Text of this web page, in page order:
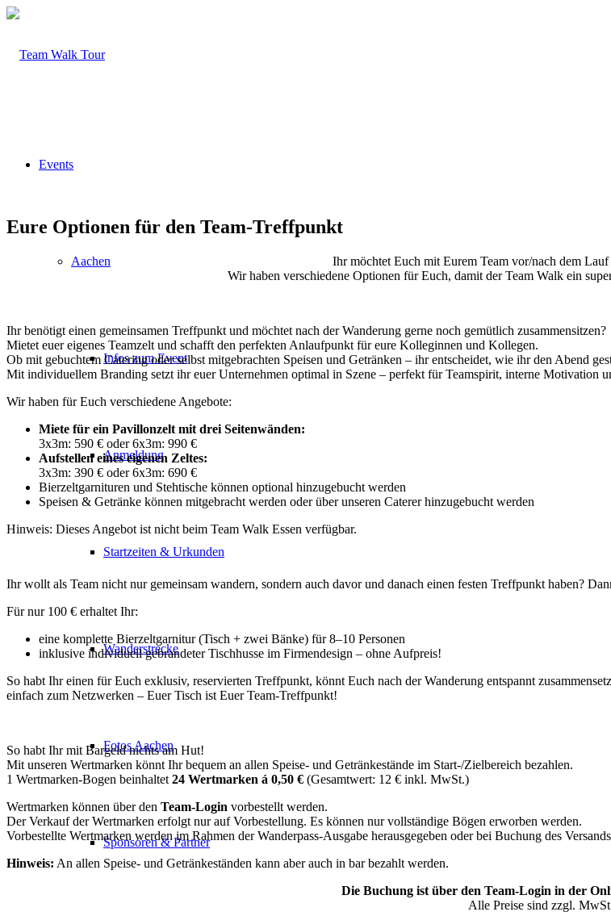
Events
Aachen
Infos zum Event
Anmeldung
Startzeiten & Urkunden
Wanderstrecke
Fotos Aachen
Sponsoren & Partner
Eure Optionen für den Team-Treffpunkt
Ihr möchtet Euch mit Eurem Team vor/nach dem
Wir haben verschiedene Optionen für Euch, damit der Team Walk ein
Ihr benötigt einen gemeinsamen Treffpunkt und möchtet nach der Wanderung gerne noch gemütlich zusammensitzen?
Mietet euer eigenes Teamzelt und schafft den perfekten Anlaufpunkt für eure Kolleginnen und Kollegen.
Ob mit gebuchtem Catering oder selbst mitgebrachten Speisen und Getränken – ihr entscheidet, wie ihr den Abend
Mit individuellem Branding setzt ihr euer Unternehmen optimal in Szene – perfekt für Teamspirit, interne Motivation
Wir haben für Euch verschiedene Angebote:
Miete für ein Pavillonzelt mit drei Seitenwänden:
3x3m: 590 € oder 6x3m: 990 €
Aufstellen eines eigenen Zeltes:
3x3m: 390 € oder 6x3m: 690 €
Bierzeltgarnituren und Stehtische können optional hinzugebucht werden
Speisen & Getränke können mitgebracht werden oder über unseren Caterer hinzugebucht werden
Hinweis: Dieses Angebot ist nicht beim Team Walk Essen verfügbar.
Ihr wollt als Team nicht nur gemeinsam wandern, sondern auch davor und danach einen festen Treffpunkt haben?
Für nur 100 € erhaltet Ihr:
eine komplette Bierzeltgarnitur (Tisch + zwei Bänke) für 8–10 Personen
inklusive individuell gebrandeter Tischhusse im Firmendesign – ohne Aufpreis!
So habt Ihr einen für Euch exklusiv, reservierten Treffpunkt, könnt Euch nach der Wanderung entspannt
einfach zum Netzwerken – Euer Tisch ist Euer Team-Treffpunkt!
So habt Ihr mit Bargeld nichts am Hut!
Mit unseren Wertmarken könnt Ihr bequem an allen Speise- und Getränkestände im Start-/Zielbereich bezahlen.
1 Wertmarken-Bogen beinhaltet 24 Wertmarken á 0,50 € (Gesamtwert: 12 € inkl. MwSt.)
Wertmarken können über den Team-Login vorbestellt werden.
Der Verkauf der Wertmarken erfolgt nur auf Vorbestellung. Es können nur vollständige Bögen erworben werden.
Vorbestellte Wertmarken werden im Rahmen der Wanderpass-Ausgabe herausgegeben oder bei Buchung des
Hinweis: An allen Speise- und Getränkeständen kann aber auch in bar bezahlt werden.
Die Buchung ist über den Team-Login in der
Alle Preise sind zzgl.